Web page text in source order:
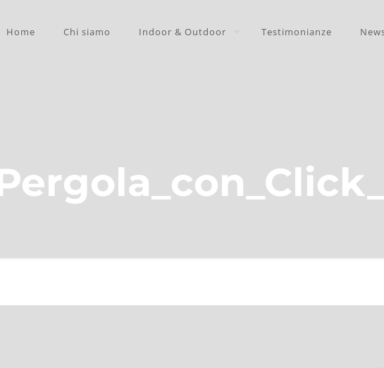
Home Chi siamo Indoor & Outdoor Testimonianze